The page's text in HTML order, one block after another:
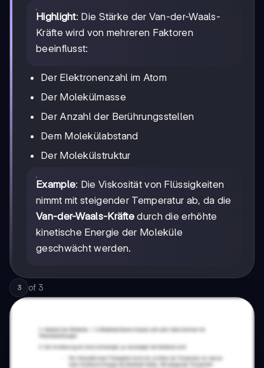
Highlight: Die Stärke der Van-der-Waals-
Kräfte wird von mehreren Faktoren
beeinflusst:
Der Elektronenzahl im Atom
Der Molekülmasse
Der Anzahl der Berührungsstellen
Dem Molekülabstand
Der Molekülstruktur
Example: Die Viskosität von Flüssigkeiten
nimmt mit steigender Temperatur ab, da die
Van-der-Waals-Kräfte durch die erhöhte
kinetische Energie der Moleküle
geschwächt werden.
3 of 3